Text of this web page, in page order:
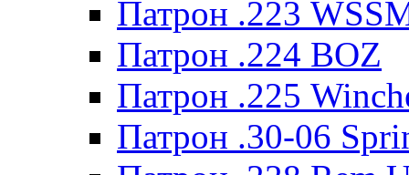
Патрон .223
Патрон .224 BOZ
Патрон .225
Патрон .30-06